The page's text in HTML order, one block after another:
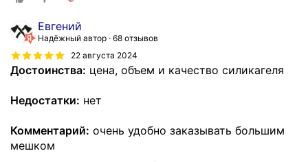
Евгений
Надёжный автор 68 отзывов
22 августа 2024
Достоинства: цена, объем и качество силикагеля
Недостатки: нет
Комментарий: очень удобно заказывать большим
мешком